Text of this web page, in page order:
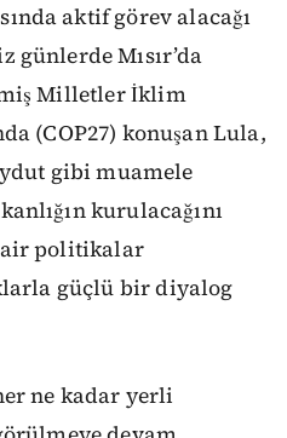
aktif görev alacağı
Mısır’da
Milletler İklim
(COP27) konuşan Lula,
gibi muamele
kurulacağını
politikalar
güçlü bir diyalog
ne kadar yerli